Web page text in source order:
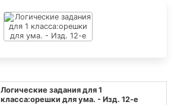
Логические задания для 1
класса:орешки для ума. - Изд. 12-е